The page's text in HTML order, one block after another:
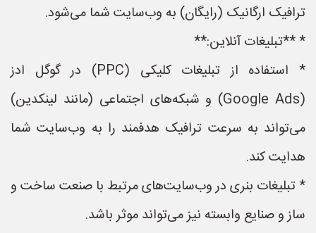
ترافیک ارگانیک (رایگان) به وب‌سایت شما می‌شود.
* **تبلیغات آنلاین:**
* استفاده از تبلیغات کلیکی (PPC) در گوگل ادز
(Google Ads) و شبکه‌های اجتماعی (مانند لینکدین)
می‌تواند به سرعت ترافیک هدفمند را به وب‌سایت شما
هدایت کند.
* تبلیغات بنری در وب‌سایت‌های مرتبط با صنعت ساخت و
ساز و صنایع وابسته نیز می‌تواند موثر باشد.